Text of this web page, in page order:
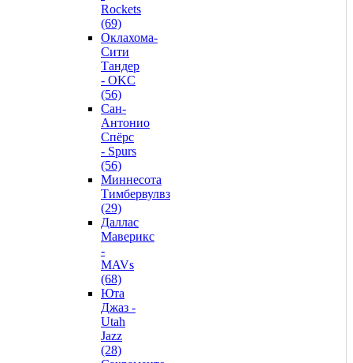
Rockets
(69)
Оклахома-
Сити
Тандер
- OKC
(56)
Сан-
Антонио
Спёрс
- Spurs
(56)
Миннесота
Тимбервулвз
(29)
Даллас
Маверикс
-
MAVs
(68)
Юта
Джаз -
Utah
Jazz
(28)